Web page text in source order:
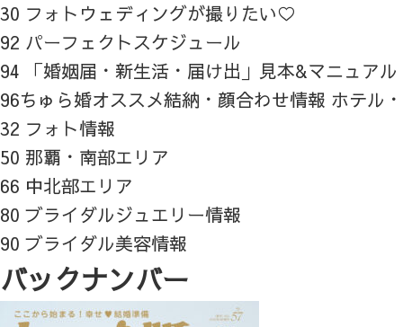
30 フォトウェディングが撮りたい♡
92 パーフェクトスケジュール
94 「婚姻届・新生活・届け出」見本&マニュアル
96ちゅら婚オススメ結納・顔合わせ情報 ホテル
32 フォト情報
50 那覇・南部エリア
66 中北部エリア
80 ブライダルジュエリー情報
90 ブライダル美容情報
バックナンバー